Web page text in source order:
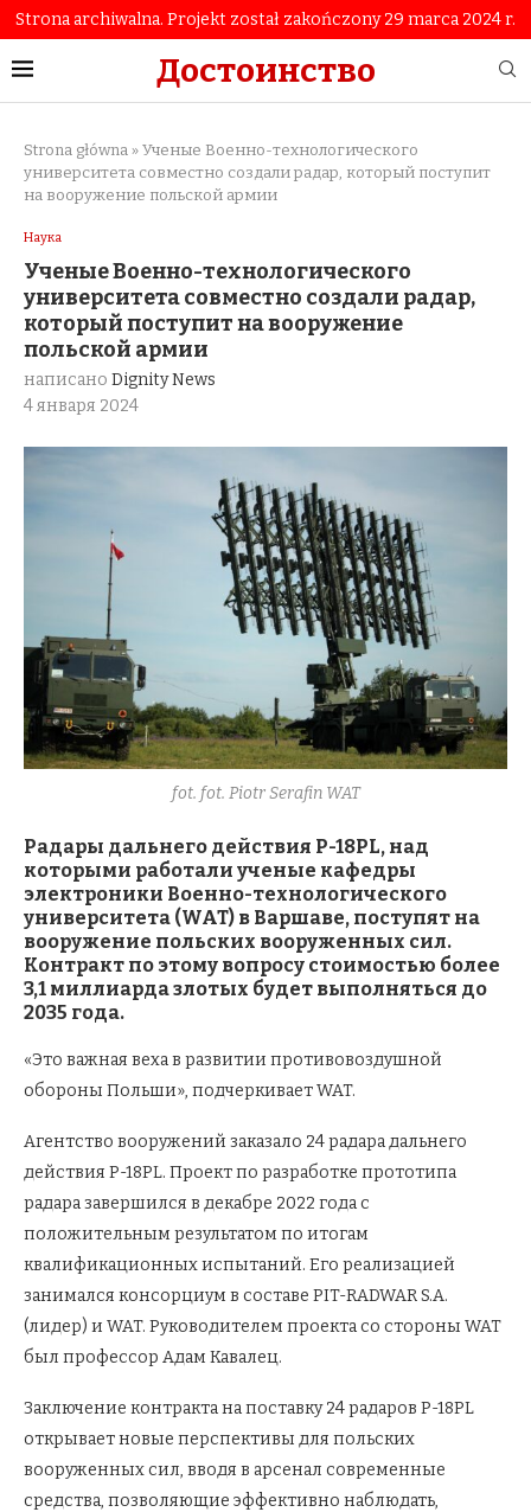
Strona archiwalna. Projekt został zakończony 29 marca 2024 r.
Достоинство
Strona główna » Ученые Военно-технологического
университета совместно создали радар, который поступит
на вооружение польской армии
Наука
Ученые Военно-технологического
университета совместно создали радар,
который поступит на вооружение
польской армии
написано Dignity News
4 января 2024
fot. fot. Piotr Serafin WAT
Радары дальнего действия P-18PL, над
которыми работали ученые кафедры
электроники Военно-технологического
университета (WAT) в Варшаве, поступят на
вооружение польских вооруженных сил.
Контракт по этому вопросу стоимостью более
3,1 миллиарда злотых будет выполняться до
2035 года.
«Это важная веха в развитии противовоздушной
обороны Польши», подчеркивает WAT.
Агентство вооружений заказало 24 радара дальнего
действия P-18PL. Проект по разработке прототипа
радара завершился в декабре 2022 года с
положительным результатом по итогам
квалификационных испытаний. Его реализацией
занимался консорциум в составе PIT-RADWAR S.A.
(лидер) и WAT. Руководителем проекта со стороны WAT
был профессор Адам Кавалец.
Заключение контракта на поставку 24 радаров P-18PL
открывает новые перспективы для польских
вооруженных сил, вводя в арсенал современные
средства, позволяющие эффективно наблюдать,